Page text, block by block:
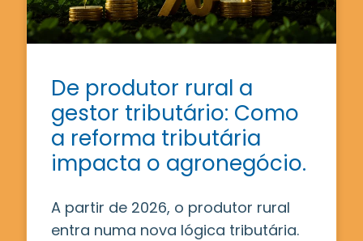
De produtor rural a
gestor tributário: Como
a reforma tributária
impacta o agronegócio.
A partir de 2026, o produtor rural
entra numa nova lógica tributária.